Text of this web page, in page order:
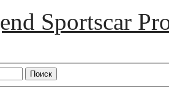
Sportscar